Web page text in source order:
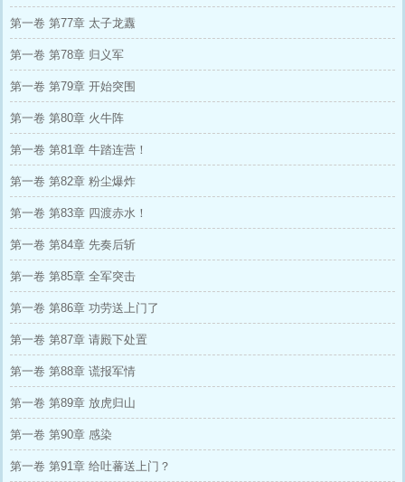
第一卷 第77章 太子龙纛
第一卷 第78章 归义军
第一卷 第79章 开始突围
第一卷 第80章 火牛阵
第一卷 第81章 牛踏连营！
第一卷 第82章 粉尘爆炸
第一卷 第83章 四渡赤水！
第一卷 第84章 先奏后斩
第一卷 第85章 全军突击
第一卷 第86章 功劳送上门了
第一卷 第87章 请殿下处置
第一卷 第88章 谎报军情
第一卷 第89章 放虎归山
第一卷 第90章 感染
第一卷 第91章 给吐蕃送上门？